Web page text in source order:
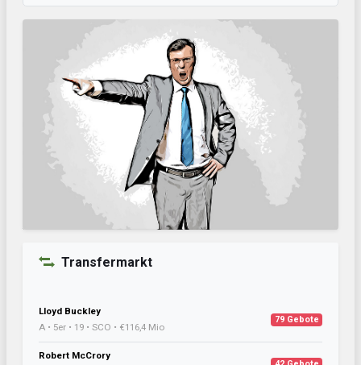
Transfermarkt
Lloyd Buckley
A • 5er • 19 • SCO • €116,4 Mio
79 Gebote
Robert McCrory